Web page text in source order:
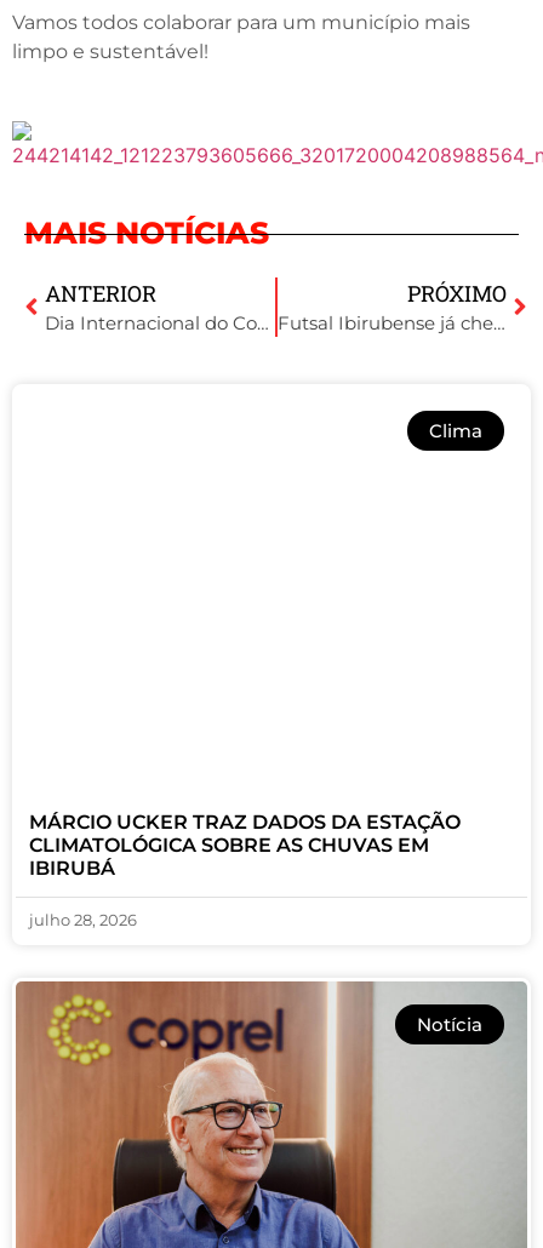
Vamos todos colaborar para um município mais
limpo e sustentável!
MAIS NOTÍCIAS
ANTERIOR
Dia Internacional do Cooperativismo
PRÓXIMO
Futsal Ibirubense já chega na sua 5ª rodada
Clima
MÁRCIO UCKER TRAZ DADOS DA ESTAÇÃO
CLIMATOLÓGICA SOBRE AS CHUVAS EM
IBIRUBÁ
julho 28, 2026
Notícia